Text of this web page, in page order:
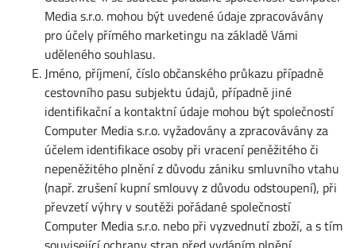
Media s.r.o. mohou být uvedené údaje zpracovávány
pro účely přímého marketingu na základě Vámi
uděleného souhlasu.
Jméno, příjmení, číslo občanského průkazu případně
cestovního pasu subjektu údajů, případně jiné
identifikační a kontaktní údaje mohou být společností
Computer Media s.r.o. vyžadovány a zpracovávány za
účelem identifikace osoby při vracení peněžitého či
nepeněžitého plnění z důvodu zániku smluvního vtahu
(např. zrušení kupní smlouvy z důvodu odstoupení), při
převzetí výhry v soutěži pořádané společností
Computer Media s.r.o. nebo při vyzvednutí zboží, a s tím